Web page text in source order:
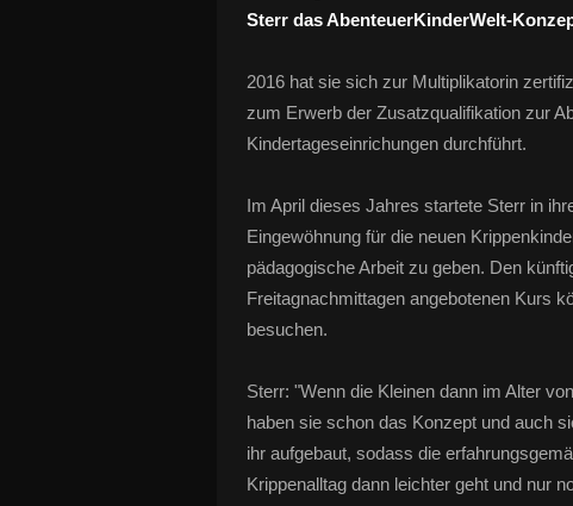
Sterr das AbenteuerKinderWelt-
2016 hat sie sich zur Multiplikatorin
zum Erwerb der Zusatzqualifikation zur
Kindertageseinrichungen durchführt.
Im April dieses Jahres startete Sterr in
Eingewöhnung für die neuen
pädagogische Arbeit zu geben. Den
Freitagnachmittagen angebotenen Kurs
besuchen.
Sterr: "Wenn die Kleinen dann im Alter
haben sie schon das Konzept und auch
ihr aufgebaut, sodass die
Krippenalltag dann leichter geht und nur